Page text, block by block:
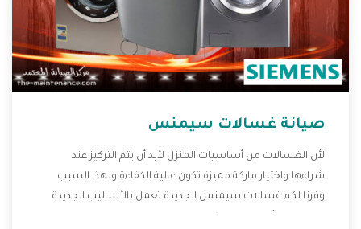
صيانة غسالات سيمنس
لأن الغسالات من أساسيات المنزل لأبد أن يتم التركيز عند
شراءها واختيار ماركة مميزة تكون عالية الكفاءة ولهذا السبب
وفرنا لكم غسالات سيمنس الجديدة تعمل بالأساليب الجديدة